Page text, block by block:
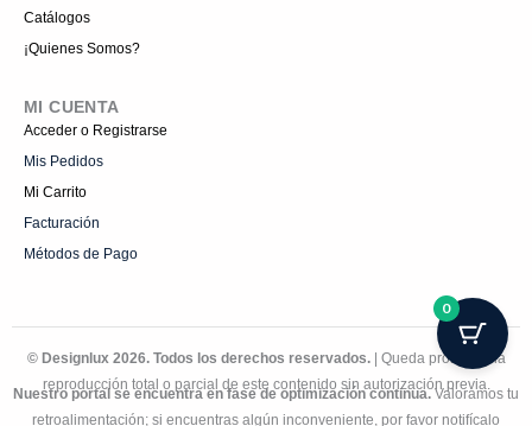
Catálogos
¡Quienes Somos?
MI CUENTA
Acceder o Registrarse
Mis Pedidos
Mi Carrito
Facturación
Métodos de Pago
© Designlux 2026. Todos los derechos reservados.| Queda prohibida la
reproducción total o parcial de este contenido sin autorización previa.
Nuestro portal se encuentra en fase de optimización continua.Valoramos tu
retroalimentación; si encuentras algún inconveniente, por favor notifícalo
0